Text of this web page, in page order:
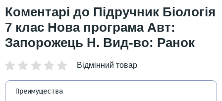
Підручник Біологія
7 клас Нова програма Авт:
Запорожець Н. Вид-во: Ранок